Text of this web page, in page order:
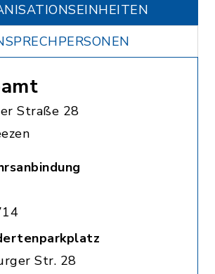
Straße 28
Str. 28